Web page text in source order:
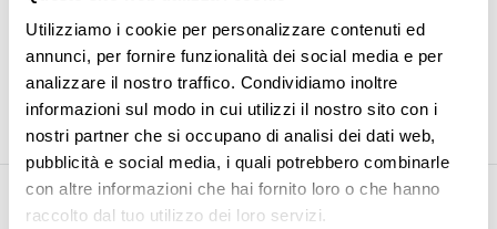
Utilizziamo i cookie per personalizzare contenuti ed
annunci, per fornire funzionalità dei social media e per
analizzare il nostro traffico. Condividiamo inoltre
informazioni sul modo in cui utilizzi il nostro sito con i
nostri partner che si occupano di analisi dei dati web,
pubblicità e social media, i quali potrebbero combinarle
con altre informazioni che hai fornito loro o che hanno
raccolto dal tuo utilizzo dei loro servizi.
etichette Made in Ireland hanno un margine di cucitura e
una piega centrale orizzontale che le rende semplici da
attaccare a qualsiasi prodotto.
4,7 27.948 recensioni